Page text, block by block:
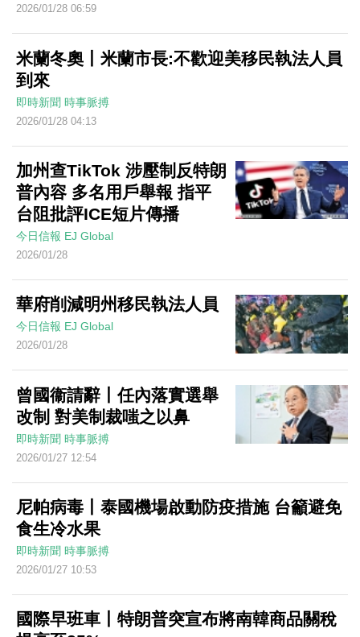
2026/01/28 06:59
米蘭冬奧丨米蘭市長:不歡迎美移民執法人員
到來
即時新聞 時事脈搏
2026/01/28 04:13
加州查TikTok 涉壓制反特朗
普內容 多名用戶舉報 指平
台阻批評ICE短片傳播
今日信報 EJ Global
2026/01/28
華府削減明州移民執法人員
今日信報 EJ Global
2026/01/28
曾國衞請辭丨任內落實選舉
改制 對美制裁嗤之以鼻
即時新聞 時事脈搏
2026/01/27 12:54
尼帕病毒丨泰國機場啟動防疫措施 台籲避免
食生冷水果
即時新聞 時事脈搏
2026/01/27 10:53
國際早班車丨特朗普突宣布將南韓商品關稅